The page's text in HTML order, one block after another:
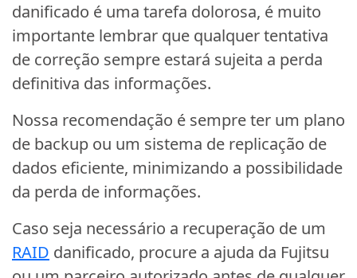
danificado é uma tarefa dolorosa, é muito
importante lembrar que qualquer tentativa
de correção sempre estará sujeita a perda
definitiva das informações.
Nossa recomendação é sempre ter um plano
de backup ou um sistema de replicação de
dados eficiente, minimizando a possibilidade
da perda de informações.
Caso seja necessário a recuperação de um
RAID danificado, procure a ajuda da Fujitsu